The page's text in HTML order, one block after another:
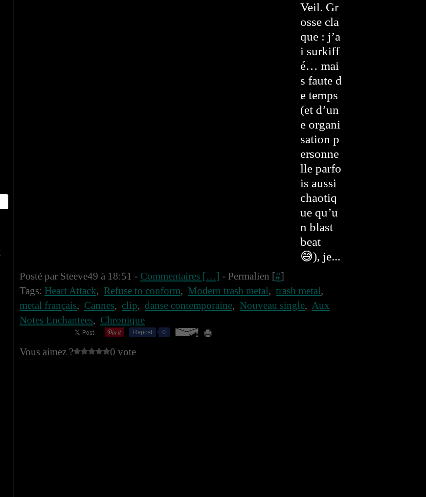
Veil. Gr
osse cla
que : j’a
i surkiff
é… mai
s faute d
e temps
(et d’un
e organi
sation p
ersonne
lle parfo
is aussi
chaotiq
ue qu’u
n blast
beat
😅), je...
Posté par Steeve49 à 18:51 - Commentaires […] - Permalien [#]
Tags: Heart Attack, Refuse to conform, Modern trash metal, trash metal,
metal français, Cannes, clip, danse contemporaine, Nouveau single, Aux
Notes Enchantees, Chronique
Repost 0
Vous aimez ? 0 vote